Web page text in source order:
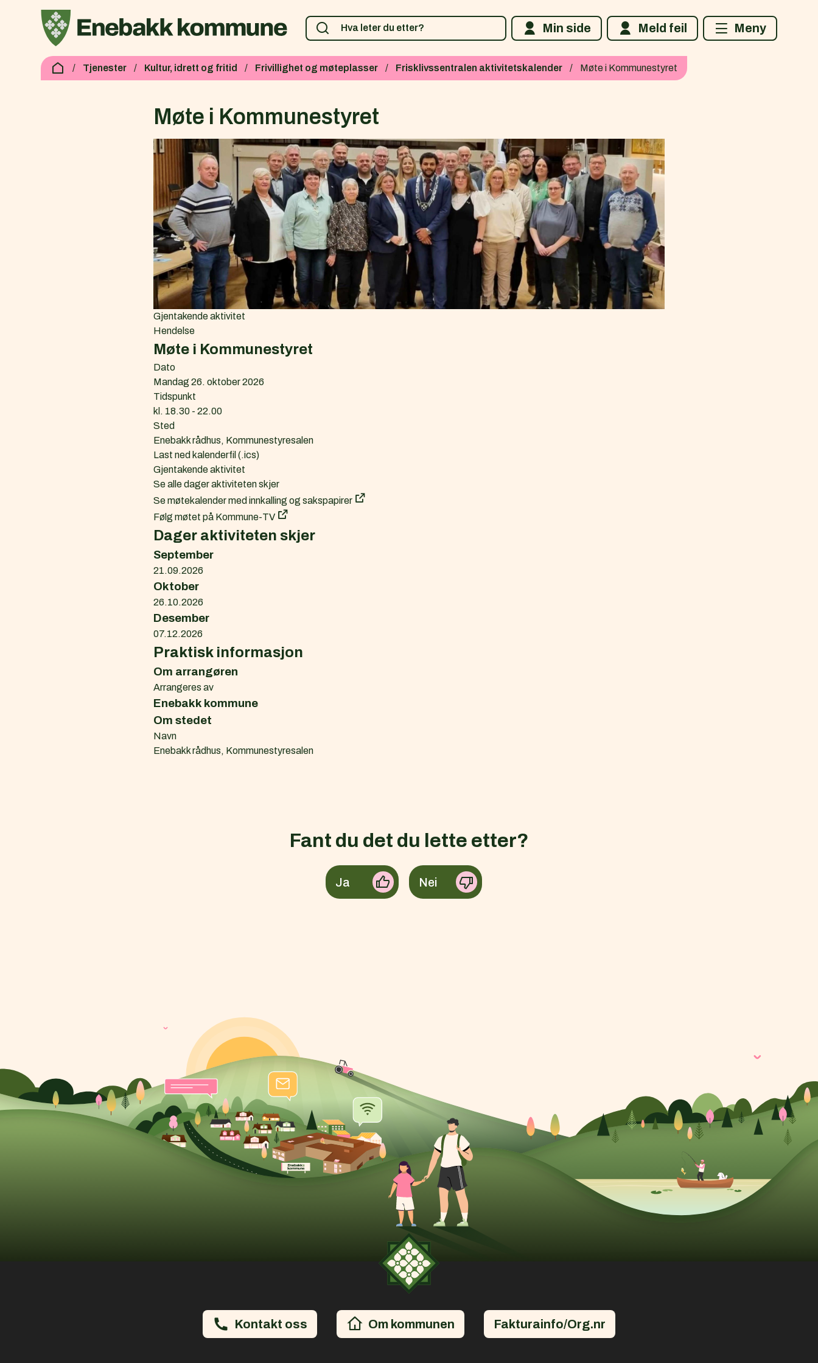
Min side Meld feil Meny
Du er her: Tjenester Kultur, idrett og fritid Frivillighet og møteplasser Frisklivssentralen aktivitetskalender Møte i Kommunestyret
Møte i Kommunestyret
Gjentakende aktivitet
Hendelse
Møte i Kommunestyret
Dato
Mandag 26. oktober 2026
Tidspunkt
kl. 18.30 - 22.00
Sted
Enebakk rådhus, Kommunestyresalen
L
a
s
t
n
d
k
a
l
e
n
d
r
f
i
l
(
.
i
Last ned kalenderfil (.ics)
Gjentakende aktivitet
Se alle dager aktiviteten skjer
Se møtekalender med innkalling og sakspapirer
Følg møtet på Kommune-TV
Dager aktiviteten skjer
September
21.09.2026
Oktober
26.10.2026
Desember
07.12.2026
Praktisk informasjon
Om arrangøren
Arrangeres av
Enebakk kommune
Om stedet
Navn
Enebakk rådhus, Kommunestyresalen
Fant du det du lette etter?
Ja Nei
Kontakt oss Om kommunen Fakturainfo/Org.nr